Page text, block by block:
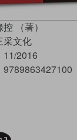
（著）
采文化
11/2016
9789863427100